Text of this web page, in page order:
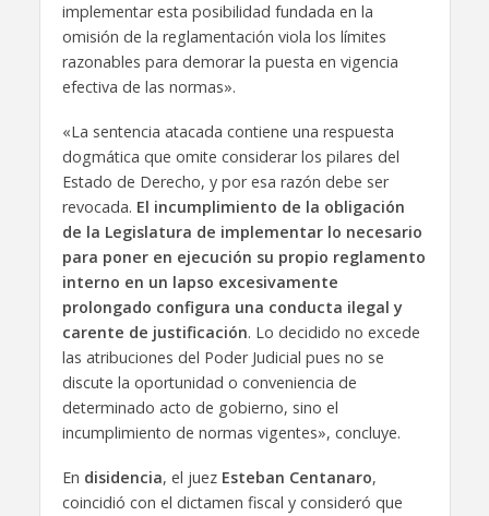
implementar esta posibilidad fundada en la
omisión de la reglamentación viola los límites
razonables para demorar la puesta en vigencia
efectiva de las normas».
«La sentencia atacada contiene una respuesta
dogmática que omite considerar los pilares del
Estado de Derecho, y por esa razón debe ser
revocada. El incumplimiento de la obligación
de la Legislatura de implementar lo necesario
para poner en ejecución su propio reglamento
interno en un lapso excesivamente
prolongado configura una conducta ilegal y
carente de justificación. Lo decidido no excede
las atribuciones del Poder Judicial pues no se
discute la oportunidad o conveniencia de
determinado acto de gobierno, sino el
incumplimiento de normas vigentes», concluye.
En disidencia, el juez Esteban Centanaro,
coincidió con el dictamen fiscal y consideró que